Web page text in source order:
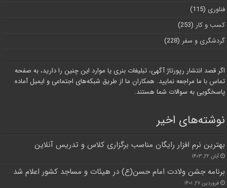
فناوری (115)
کسب و کار (253)
گردشگری و سفر (228)
اگر قصد انتشار رپورتاژ آگهی، تبلیغات بنری یا موارد این چنین را دارید، به صفحه
تماس با ما مراجعه نمایید. همکاران ما از طریق شبکه‌های اجتماعی و ایمیل آماده
پاسخگویی به سوالات شما هستند.
نوشته‌های اخیر
بهترین نرم افزار رایگان مناسب برگزاری کلاس و تدریس آنلاین
آبان ۲۲, ۱۴۰۳
برنامه جشن ولادت امام حسن(ع) در هیئات و مساجد کشور اعلام شد
فروردین ۲۷, ۱۴۰۱